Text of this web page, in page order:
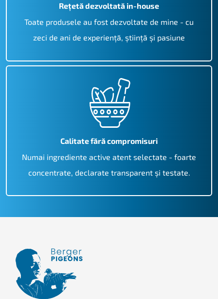
Rețetă dezvoltată in-house
Toate produsele au fost dezvoltate de mine - cu
zeci de ani de experiență, știință și pasiune
Calitate fără compromisuri
Numai ingrediente active atent selectate - foarte
concentrate, declarate transparent și testate.